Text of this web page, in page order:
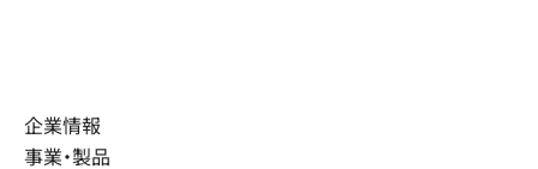
企業情報
事業・製品